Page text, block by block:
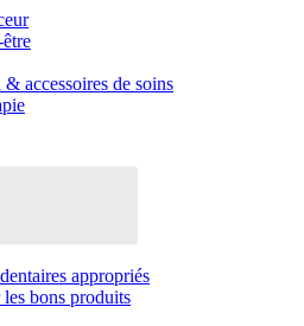
accessoires de soins
appropriés
bons produits